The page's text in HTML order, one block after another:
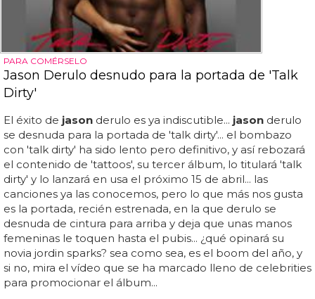
PARA COMÉRSELO
Jason Derulo desnudo para la portada de 'Talk
Dirty'
El éxito de jason derulo es ya indiscutible... jason derulo
se desnuda para la portada de 'talk dirty'... el bombazo
con 'talk dirty' ha sido lento pero definitivo, y así rebozará
el contenido de 'tattoos', su tercer álbum, lo titulará 'talk
dirty' y lo lanzará en usa el próximo 15 de abril... las
canciones ya las conocemos, pero lo que más nos gusta
es la portada, recién estrenada, en la que derulo se
desnuda de cintura para arriba y deja que unas manos
femeninas le toquen hasta el pubis... ¿qué opinará su
novia jordin sparks? sea como sea, es el boom del año, y
si no, mira el vídeo que se ha marcado lleno de celebrities
para promocionar el álbum...